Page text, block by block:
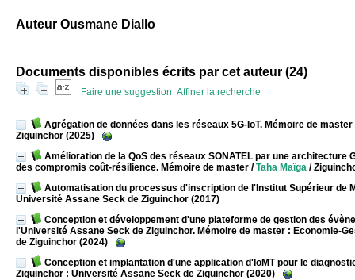
Auteur Ousmane Diallo
Documents disponibles écrits par cet auteur (24)
Faire une suggestion Affiner la recherche
Agrégation de données dans les réseaux 5G-IoT. Mémoire de master
Ziguinchor (2025)
Amélioration de la QoS des réseaux SONATEL par une architecture
des compromis coût-résilience. Mémoire de master /Taha Maïga /
Automatisation du processus d'inscription de l'Institut Supérieur de
Université Assane Seck de Ziguinchor (2017)
Conception et développement d'une plateforme de gestion des
l'Université Assane Seck de Ziguinchor. Mémoire de master : Economie-
de Ziguinchor (2024)
Conception et implantation d'une application d'IoMT pour le
Ziguinchor : Université Assane Seck de Ziguinchor (2020)